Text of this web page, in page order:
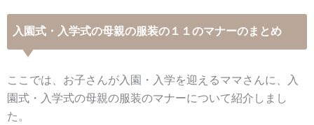
入園式・入学式の母親の服装の１１のマナーのまとめ
ここでは、お子さんが入園・入学を迎えるママさんに、入
園式・入学式の母親の服装のマナーについて紹介しまし
た。